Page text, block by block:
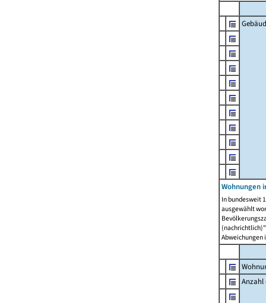
Wohnungen
In bundesweit
ausgewählt
Abweichungen
Anzahl